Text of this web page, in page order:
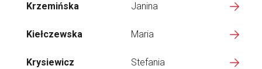
Krzemińska Janina
Kiełczewska Maria
Krysiewicz Stefania